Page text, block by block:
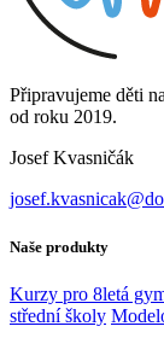
Připravujeme děti
od roku 2019.
Josef Kvasničák
Naše produkty
Kurzy pro 8letá
střední školy